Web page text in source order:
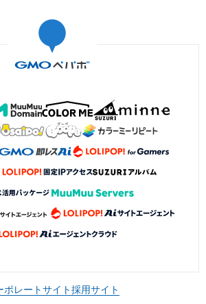
ポレートサイト採用サイト